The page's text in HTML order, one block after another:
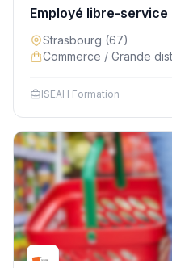
Employé libre-service
Strasbourg (67)
Commerce / Grande
ISEAH Formation